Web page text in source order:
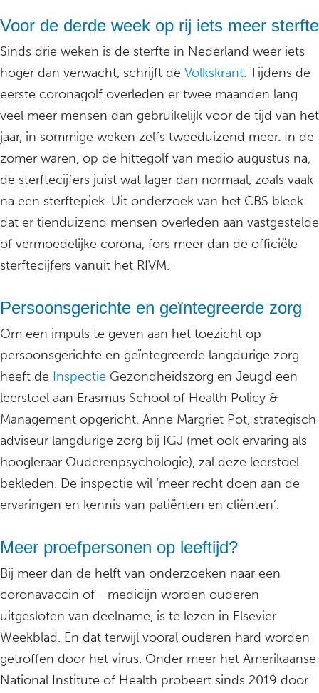
Voor de derde week op rij iets meer sterfte
Sinds drie weken is de sterfte in Nederland weer iets
hoger dan verwacht, schrijft de Volkskrant. Tijdens de
eerste coronagolf overleden er twee maanden lang
veel meer mensen dan gebruikelijk voor de tijd van het
jaar, in sommige weken zelfs tweeduizend meer. In de
zomer waren, op de hittegolf van medio augustus na,
de sterftecijfers juist wat lager dan normaal, zoals vaak
na een sterftepiek. Uit onderzoek van het CBS bleek
dat er tienduizend mensen overleden aan vastgestelde
of vermoedelijke corona, fors meer dan de officiële
sterftecijfers vanuit het RIVM.
Persoonsgerichte en geïntegreerde zorg
Om een impuls te geven aan het toezicht op
persoonsgerichte en geïntegreerde langdurige zorg
heeft de Inspectie Gezondheidszorg en Jeugd een
leerstoel aan Erasmus School of Health Policy &
Management opgericht. Anne Margriet Pot, strategisch
adviseur langdurige zorg bij IGJ (met ook ervaring als
hoogleraar Ouderenpsychologie), zal deze leerstoel
bekleden. De inspectie wil ‘meer recht doen aan de
ervaringen en kennis van patiënten en cliënten’.
Meer proefpersonen op leeftijd?
Bij meer dan de helft van onderzoeken naar een
coronavaccin of –medicijn worden ouderen
uitgesloten van deelname, is te lezen in Elsevier
Weekblad. En dat terwijl vooral ouderen hard worden
getroffen door het virus. Onder meer het Amerikaanse
National Institute of Health probeert sinds 2019 door